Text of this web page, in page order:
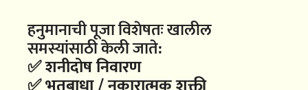
हनुमानाची पूजा विशेषतः खालील
समस्यांसाठी केली जाते:
✅ शनीदोष निवारण